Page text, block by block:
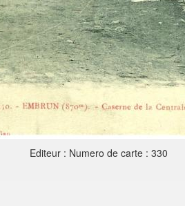
Editeur : Numero de carte : 330